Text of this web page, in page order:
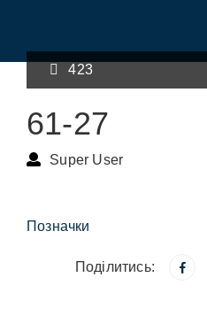
423
61-27
Super User
Позначки
Поділитись: